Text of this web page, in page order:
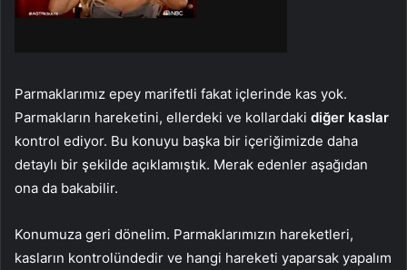
Parmaklarımız epey marifetli fakat içlerinde kas yok.
Parmakların hareketini, ellerdeki ve kollardaki diğer kaslar
kontrol ediyor. Bu konuyu başka bir içeriğimizde daha
detaylı bir şekilde açıklamıştık. Merak edenler aşağıdan
ona da bakabilir.
Konumuza geri dönelim. Parmaklarımızın hareketleri,
kasların kontrolündedir ve hangi hareketi yaparsak yapalım